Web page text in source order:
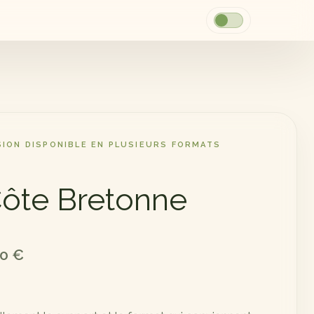
DISPONIBLE EN PLUSIEURS FORMATS
Bretonne
€